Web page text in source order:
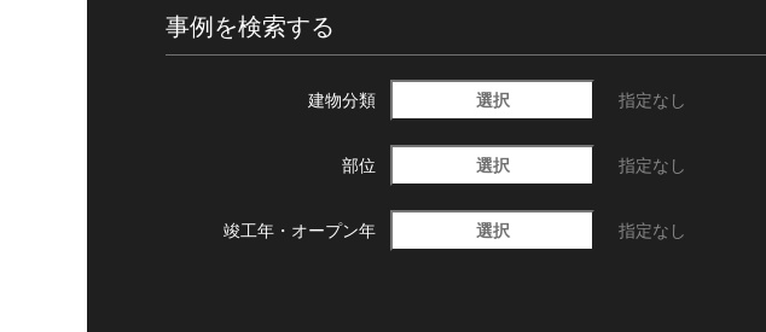
事例を検索する
建物分類 選択 指定なし
部位 選択 指定なし
竣工年・ オープン年 選択 指定なし